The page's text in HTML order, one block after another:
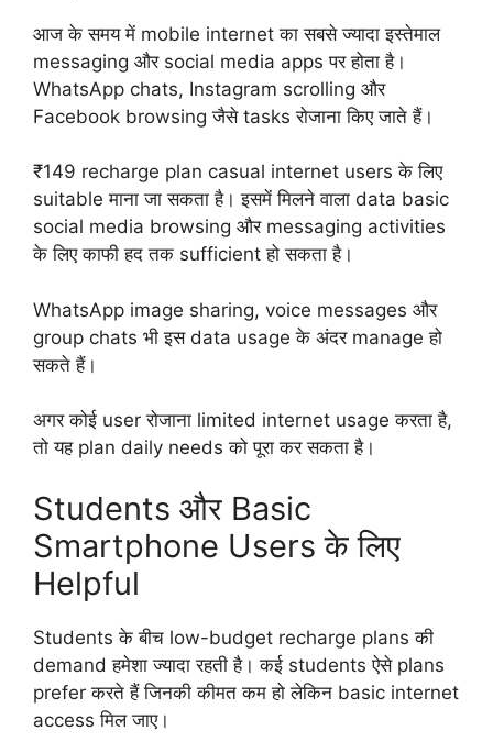
आज के समय में mobile internet का सबसे ज्यादा इस्तेमाल
messaging और social media apps पर होता है।
WhatsApp chats, Instagram scrolling और
Facebook browsing जैसे tasks रोजाना किए जाते हैं।
₹149 recharge plan casual internet users के लिए
suitable माना जा सकता है। इसमें मिलने वाला data basic
social media browsing और messaging activities
के लिए काफी हद तक sufficient हो सकता है।
WhatsApp image sharing, voice messages और
group chats भी इस data usage के अंदर manage हो
सकते हैं।
अगर कोई user रोजाना limited internet usage करता है,
तो यह plan daily needs को पूरा कर सकता है।
Students और Basic
Smartphone Users के लिए
Helpful
Students के बीच low-budget recharge plans की
demand हमेशा ज्यादा रहती है। कई students ऐसे plans
prefer करते हैं जिनकी कीमत कम हो लेकिन basic internet
access मिल जाए।